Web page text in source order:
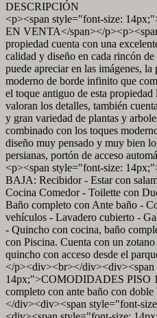
DESCRIPCIÓN
<p><span style="font-size:
EN VENTA</span></
propiedad cuenta con una
calidad y diseño en cada rincón
puede apreciar en las imágenes,
moderno de borde infinito que
el toque antiguo de esta
valoran los detalles, también
y gran variedad de plantas y
combinado con los toques
diseño muy pensado y muy bien
persianas, portón de acceso
<p><span style="font-size:
BAJA: Recibidor - Estar con
Cocina Comedor - Toilette con
Baño completo con Ante baño -
vehículos - Lavadero cubierto -
- Quincho con cocina, baño
con Piscina. Cuenta con un
quincho con acceso desde el
</p><div><br></div><div><span
14px;">COMODIDADES PISO
completo con ante baño con
</div><div><span style="font-